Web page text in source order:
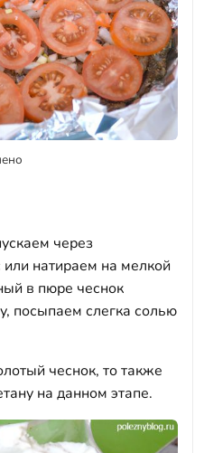
через
или натираем на мелкой
в пюре чеснок
посыпаем слегка солью
чеснок, то также
на данном этапе.